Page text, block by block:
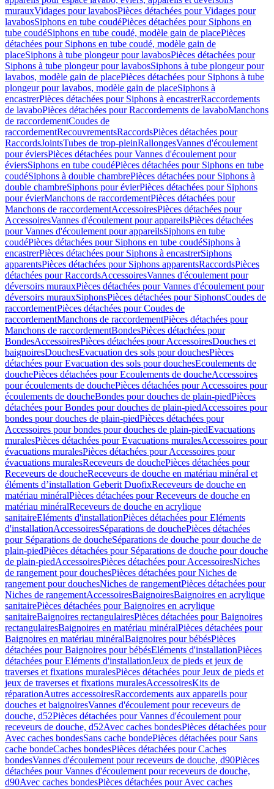
murauxVidages pour lavabosPièces détachées pour Vidages pour
lavabosSiphons en tube coudéPièces détachées pour Siphons en
tube coudéSiphons en tube coudé, modèle gain de placePièces
détachées pour Siphons en tube coudé, modèle gain de
placeSiphons à tube plongeur pour lavabosPièces détachées pour
Siphons à tube plongeur pour lavabosSiphons à tube plongeur pour
lavabos, modèle gain de placePièces détachées pour Siphons à tube
plongeur pour lavabos, modèle gain de placeSiphons à
encastrerPièces détachées pour Siphons à encastrerRaccordements
de lavaboPièces détachées pour Raccordements de lavaboManchons
de raccordementCoudes de
raccordementRecouvrementsRaccordsPièces détachées pour
RaccordsJointsTubes de trop-pleinRallongesVannes d'écoulement
pour éviersPièces détachées pour Vannes d'écoulement pour
éviersSiphons en tube coudéPièces détachées pour Siphons en tube
coudéSiphons à double chambrePièces détachées pour Siphons à
double chambreSiphons pour évierPièces détachées pour Siphons
pour évierManchons de raccordementPièces détachées pour
Manchons de raccordementAccessoiresPièces détachées pour
AccessoiresVannes d'écoulement pour appareilsPièces détachées
pour Vannes d'écoulement pour appareilsSiphons en tube
coudéPièces détachées pour Siphons en tube coudéSiphons à
encastrerPièces détachées pour Siphons à encastrerSiphons
apparentsPièces détachées pour Siphons apparentsRaccordsPièces
détachées pour RaccordsAccessoiresVannes d'écoulement pour
déversoirs murauxPièces détachées pour Vannes d'écoulement pour
déversoirs murauxSiphonsPièces détachées pour SiphonsCoudes de
raccordementPièces détachées pour Coudes de
raccordementManchons de raccordementPièces détachées pour
Manchons de raccordementBondesPièces détachées pour
BondesAccessoiresPièces détachées pour AccessoiresDouches et
baignoiresDouchesEvacuation des sols pour douchesPièces
détachées pour Evacuation des sols pour douchesEcoulements de
douchePièces détachées pour Ecoulements de doucheAccessoires
pour écoulements de douchePièces détachées pour Accessoires pour
écoulements de doucheBondes pour douches de plain-piedPièces
détachées pour Bondes pour douches de plain-piedAccessoires pour
bondes pour douches de plain-piedPièces détachées pour
Accessoires pour bondes pour douches de plain-piedEvacuations
muralesPièces détachées pour Evacuations muralesAccessoires pour
évacuations muralesPièces détachées pour Accessoires pour
évacuations muralesReceveurs de douchePièces détachées pour
Receveurs de doucheReceveurs de douche en matériau minéral et
éléments d’installation Geberit DuofixReceveurs de douche en
matériau minéralPièces détachées pour Receveurs de douche en
matériau minéralReceveurs de douche en acrylique
sanitaireEléments d'installationPièces détachées pour Eléments
d'installationAccessoiresSéparations de douchePièces détachées
pour Séparations de doucheSéparations de douche pour douche de
plain-piedPièces détachées pour Séparations de douche pour douche
de plain-piedAccessoiresPièces détachées pour AccessoiresNiches
de rangement pour douchesPièces détachées pour Niches de
rangement pour douchesNiches de rangementPièces détachées pour
Niches de rangementAccessoiresBaignoiresBaignoires en acrylique
sanitairePièces détachées pour Baignoires en acrylique
sanitaireBaignoires rectangulairesPièces détachées pour Baignoires
rectangulairesBaignoires en matériau minéralPièces détachées pour
Baignoires en matériau minéralBaignoires pour bébésPièces
détachées pour Baignoires pour bébésEléments d'installationPièces
détachées pour Eléments d'installationJeux de pieds et jeux de
traverses et fixations muralesPièces détachées pour Jeux de pieds et
jeux de traverses et fixations muralesAccessoiresKits de
réparationAutres accessoiresRaccordements aux appareils pour
douches et baignoiresVannes d'écoulement pour receveurs de
douche, d52Pièces détachées pour Vannes d'écoulement pour
receveurs de douche, d52Avec caches bondesPièces détachées pour
Avec caches bondesSans cache bondePièces détachées pour Sans
cache bondeCaches bondesPièces détachées pour Caches
bondesVannes d'écoulement pour receveurs de douche, d90Pièces
détachées pour Vannes d'écoulement pour receveurs de douche,
d90Avec caches bondesPièces détachées pour Avec caches